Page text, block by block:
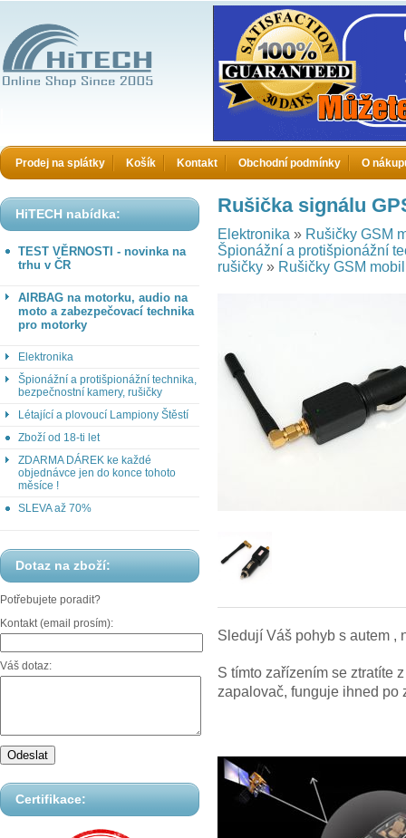
Prodej na splátky Košík Kontakt Obchodní podmínky O
HiTECH nabídka:
TEST VĚRNOSTI - novinka na
trhu v ČR
AIRBAG na motorku, audio na
moto a zabezpečovací technika
pro motorky
Elektronika
Špionážní a protišpionážní technika,
bezpečnostní kamery, rušičky
Létající a plovoucí Lampiony Štěstí
Zboží od 18-ti let
ZDARMA DÁREK ke každé
objednávce jen do konce tohoto
měsíce !
SLEVA až 70%
Dotaz na zboží:
Potřebujete poradit?
Kontakt (email prosím):
Váš dotaz:
Certifikace:
Rušička signálu
Elektronika » Rušičky GSM
Špionážní a protišpionážní
rušičky » Rušičky GSM
Sledují Váš pohyb s autem ,
S tímto zařízením se ztratíte
zapalovač, funguje ihned po